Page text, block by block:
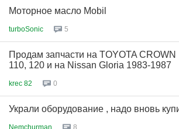
Моторное масло Mobil
turboSonic 5
Продам запчасти на TOYOTA CROWN
110, 120 и на Nissan Gloria 1983-1987
krec 82 0
Украли оборудование , надо вновь
Nemchurman 8